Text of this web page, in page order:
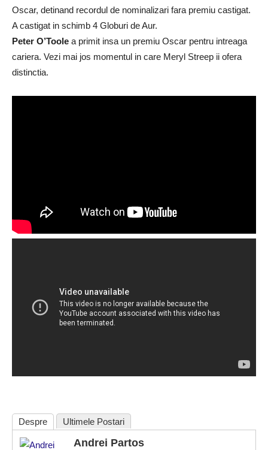
Oscar, detinand recordul de nominalizari fara premiu castigat.
A castigat in schimb 4 Globuri de Aur.
Peter O’Toole a primit insa un premiu Oscar pentru intreaga
cariera. Vezi mai jos momentul in care Meryl Streep ii ofera
distinctia.
Despre Ultimele Postari
Andrei Partos